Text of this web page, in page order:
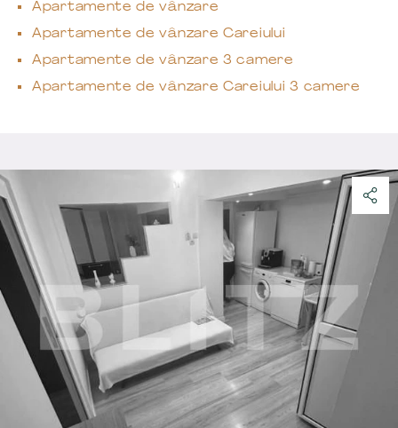
Apartamente de vânzare
Apartamente de vânzare Careiului
Apartamente de vânzare 3 camere
Apartamente de vânzare Careiului 3 camere